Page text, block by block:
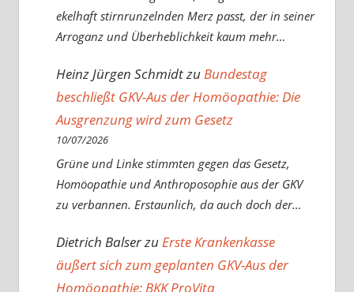
ekelhaft stirnrunzelnden Merz passt, der in seiner
Arroganz und Überheblichkeit kaum mehr…
Heinz Jürgen SchmidtzuBundestag
beschließt GKV-Aus der Homöopathie: Die
Ausgrenzung wird zum Gesetz
10/07/2026
Grüne und Linke stimmten gegen das Gesetz,
Homöopathie und Anthroposophie aus der GKV
zu verbannen. Erstaunlich, da auch doch der…
Dietrich BalserzuErste Krankenkasse
äußert sich zum geplanten GKV-Aus der
Homöopathie: BKK ProVita